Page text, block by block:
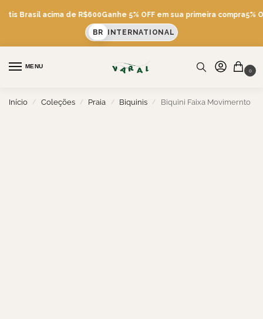
Brasil acima de R$600Ganhe 5% OFF em sua primeira compra5%
BR INTERNATIONAL
MENU
0
Início / Coleções / Praia / Biquinis / Biquini Faixa Movimernto